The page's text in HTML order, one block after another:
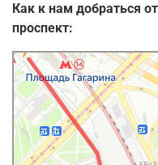
Как к нам добраться
проспект:
Москва
Яндекс Карты — транспорт,